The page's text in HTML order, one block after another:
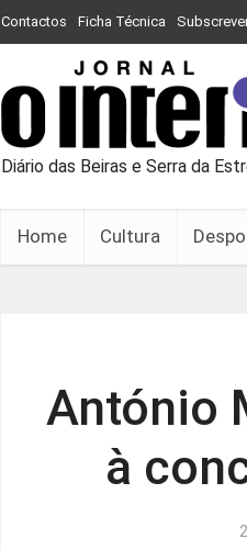
Contactos Ficha Técnica
Diário das Beiras e Serra da
Home Cultura
António
à